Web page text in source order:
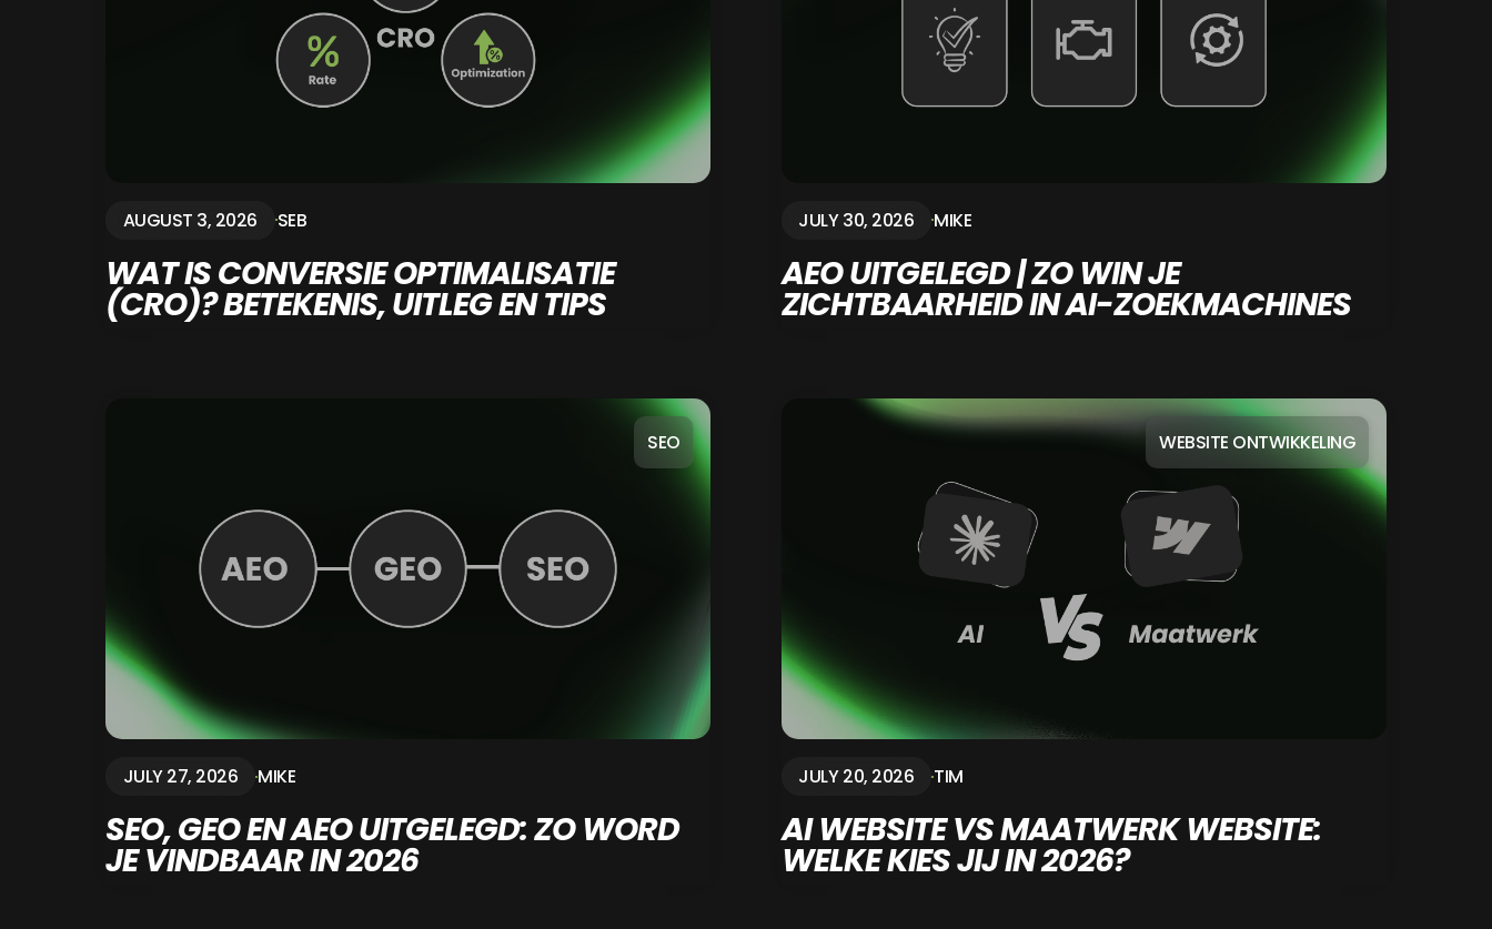
AUGUST 3, 2026 SEB
WAT IS CONVERSIE OPTIMALISATIE
(CRO)? BETEKENIS, UITLEG EN TIPS
JULY 30, 2026 MIKE
AEO UITGELEGD | ZO WIN JE
ZICHTBAARHEID IN AI-ZOEKMACHINES
JULY 27, 2026 MIKE
SEO, GEO EN AEO UITGELEGD: ZO WORD
JE VINDBAAR IN 2026
SEO
JULY 20, 2026 TIM
AI WEBSITE VS MAATWERK WEBSITE:
WELKE KIES JIJ IN 2026?
WEBSITE ONTWIKKELING